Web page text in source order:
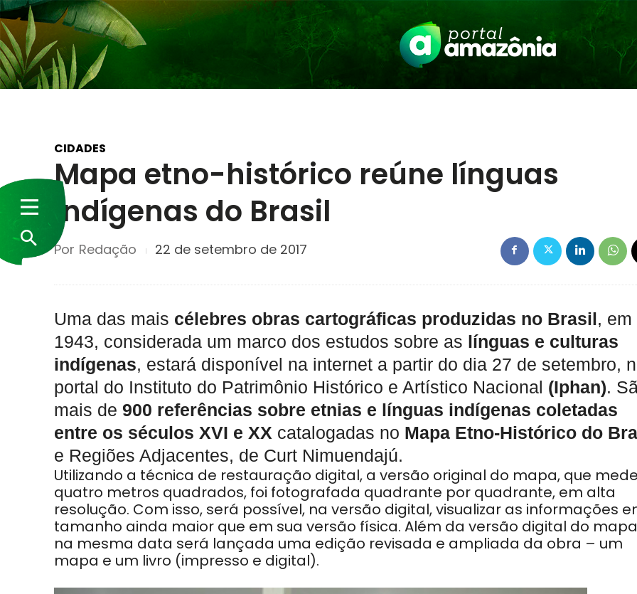
CIDADES
Mapa etno-histórico reúne línguas
indígenas do Brasil
Por Redação 22 de setembro de 2017
Uma das mais célebres obras cartográficas produzidas no Brasil, em
1943, considerada um marco dos estudos sobre as línguas e culturas
indígenas, estará disponível na internet a partir do dia 27 de setembro,
portal do Instituto do Patrimônio Histórico e Artístico Nacional (Iphan).
mais de 900 referências sobre etnias e línguas indígenas coletadas
entre os séculos XVI e XX catalogadas no Mapa Etno-Histórico do
e Regiões Adjacentes, de Curt Nimuendajú.
Utilizando a técnica de restauração digital, a versão original do mapa, que mede
quatro metros quadrados, foi fotografada quadrante por quadrante, em alta
resolução. Com isso, será possível, na versão digital, visualizar as informações
tamanho ainda maior que em sua versão física. Além da versão digital do
na mesma data será lançada uma edição revisada e ampliada da obra – um
mapa e um livro (impresso e digital).